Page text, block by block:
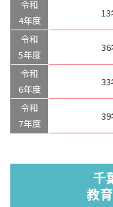
令和
4年度
13
令和
5年度
36
令和
6年度
33
令和
7年度
39
千
教